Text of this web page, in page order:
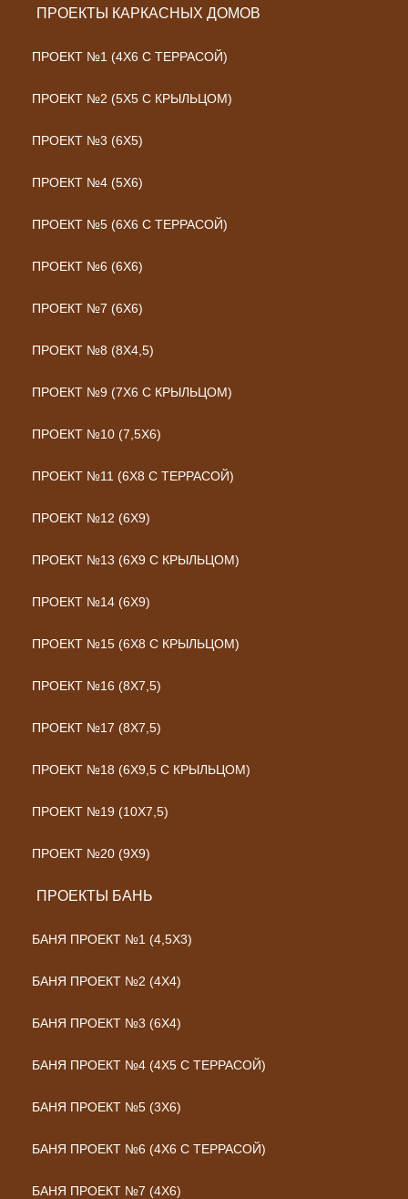
ПРОЕКТЫ КАРКАСНЫХ ДОМОВ
ПРОЕКТ №1 (4Х6 С ТЕРРАСОЙ)
ПРОЕКТ №2 (5Х5 С КРЫЛЬЦОМ)
ПРОЕКТ №3 (6Х5)
ПРОЕКТ №4 (5Х6)
ПРОЕКТ №5 (6Х6 С ТЕРРАСОЙ)
ПРОЕКТ №6 (6Х6)
ПРОЕКТ №7 (6Х6)
ПРОЕКТ №8 (8Х4,5)
ПРОЕКТ №9 (7Х6 С КРЫЛЬЦОМ)
ПРОЕКТ №10 (7,5Х6)
ПРОЕКТ №11 (6Х8 С ТЕРРАСОЙ)
ПРОЕКТ №12 (6Х9)
ПРОЕКТ №13 (6Х9 С КРЫЛЬЦОМ)
ПРОЕКТ №14 (6Х9)
ПРОЕКТ №15 (6Х8 С КРЫЛЬЦОМ)
ПРОЕКТ №16 (8Х7,5)
ПРОЕКТ №17 (8Х7,5)
ПРОЕКТ №18 (6Х9,5 С КРЫЛЬЦОМ)
ПРОЕКТ №19 (10Х7,5)
ПРОЕКТ №20 (9Х9)
ПРОЕКТЫ БАНЬ
БАНЯ ПРОЕКТ №1 (4,5X3)
БАНЯ ПРОЕКТ №2 (4X4)
БАНЯ ПРОЕКТ №3 (6X4)
БАНЯ ПРОЕКТ №4 (4Х5 С ТЕРРАСОЙ)
БАНЯ ПРОЕКТ №5 (3Х6)
БАНЯ ПРОЕКТ №6 (4Х6 С ТЕРРАСОЙ)
БАНЯ ПРОЕКТ №7 (4Х6)